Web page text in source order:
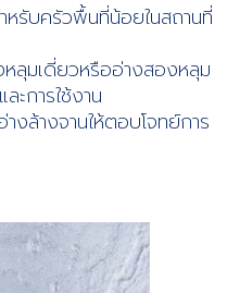
รับครัวพื้นที่น้อยในสถานที่
ลุมเดี่ยวหรืออ่างสองหลุม
ะการใช้งาน
ล้างจานให้ตอบโจทย์การ